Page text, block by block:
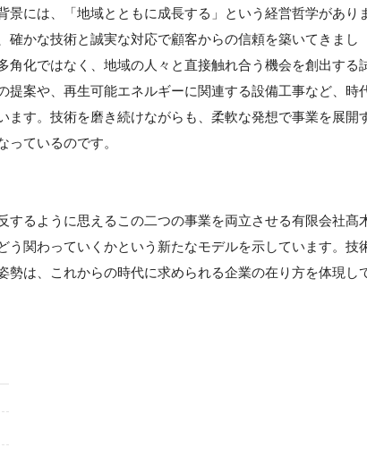
には、「地域とともに成長する」という経営哲学があり
かな技術と誠実な対応で顧客からの信頼を築いてきまし
化ではなく、地域の人々と直接触れ合う機会を創出する
案や、再生可能エネルギーに関連する設備工事など、時
す。技術を磨き続けながらも、柔軟な発想で事業を展開
ているのです。
るように思えるこの二つの事業を両立させる有限会社髙
関わっていくかという新たなモデルを示しています。技
は、これからの時代に求められる企業の在り方を体現し